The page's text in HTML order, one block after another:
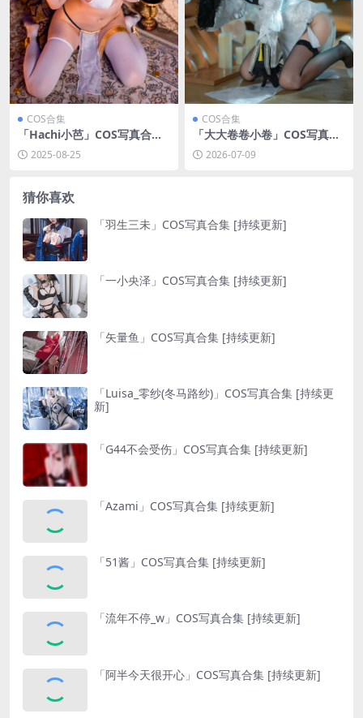
COS合集
「Hachi小芭」COS写真合集
[持续更新]
2025-08-25
COS合集
「大大卷卷小卷」COS写真合
集 [持续更新]
2026-07-09
猜你喜欢
「羽生三未」COS写真合集 [持续更新]
「一小央泽」COS写真合集 [持续更新]
「矢量鱼」COS写真合集 [持续更新]
「Luisa_零纱(冬马路纱)」COS写真合集 [持续更
新]
「G44不会受伤」COS写真合集 [持续更新]
「Azami」COS写真合集 [持续更新]
「51酱」COS写真合集 [持续更新]
「流年不停_w」COS写真合集 [持续更新]
「阿半今天很开心」COS写真合集 [持续更新]